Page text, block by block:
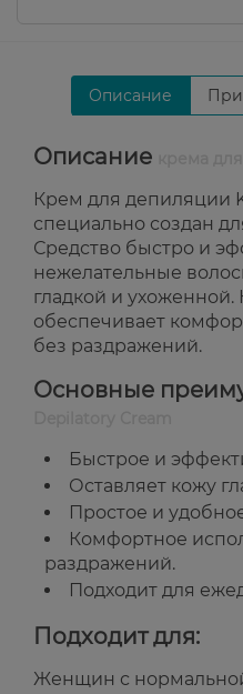
Описание
Описание
Крем для депиляции
специально создан
Средство быстро и
нежелательные
гладкой и
обеспечивает
без раздражений.
Основные
Быстрое и
Оставляет кожу
Простое и
Комфортное
раздражений.
Подходит для
Подходит для:
Женщин с